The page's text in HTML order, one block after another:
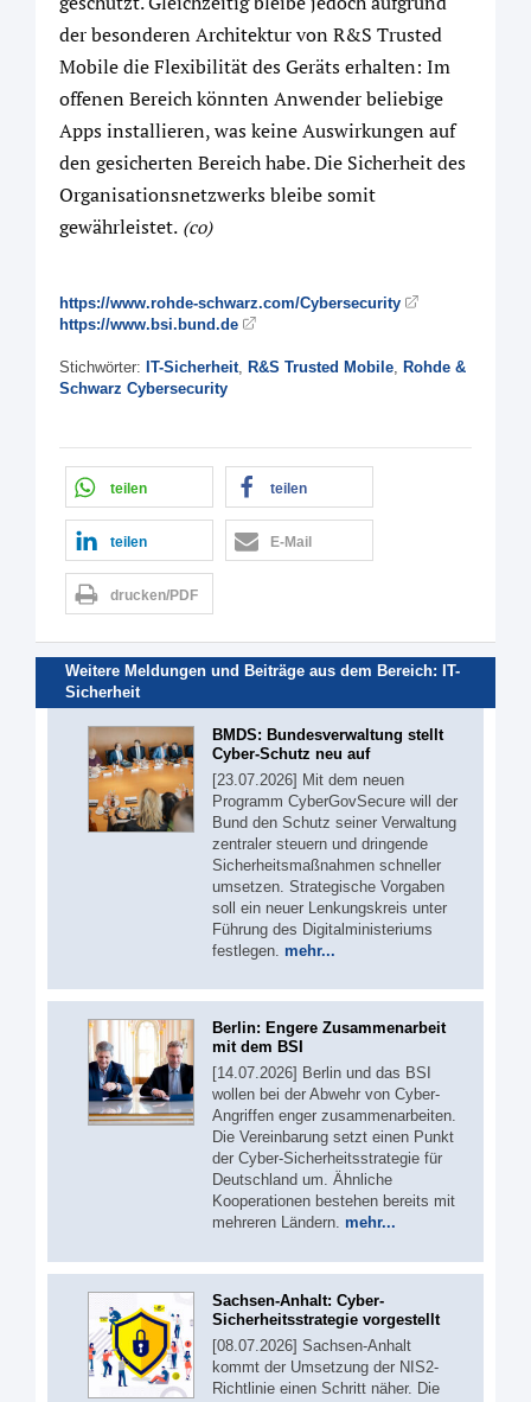
der besonderen Architektur von R&S Trusted
Mobile die Flexibilität des Geräts erhalten: Im
offenen Bereich könnten Anwender beliebige
Apps installieren, was keine Auswirkungen auf
den gesicherten Bereich habe. Die Sicherheit des
Organisationsnetzwerks bleibe somit
gewährleistet. (co)
https://www.rohde-schwarz.com/Cybersecurity
https://www.bsi.bund.de
Stichwörter: IT-Sicherheit, R&S Trusted Mobile, Rohde &
Schwarz Cybersecurity
teilen teilen
teilen E-Mail
drucken/PDF
Weitere Meldungen und Beiträge aus dem Bereich: IT-
Sicherheit
BMDS: Bundesverwaltung stellt
Cyber-Schutz neu auf
[23.07.2026] Mit dem neuen
Programm CyberGovSecure will der
Bund den Schutz seiner Verwaltung
zentraler steuern und dringende
Sicherheitsmaßnahmen schneller
umsetzen. Strategische Vorgaben
soll ein neuer Lenkungskreis unter
Führung des Digitalministeriums
festlegen. mehr...
Berlin: Engere Zusammenarbeit
mit dem BSI
[14.07.2026] Berlin und das BSI
wollen bei der Abwehr von Cyber-
Angriffen enger zusammenarbeiten.
Die Vereinbarung setzt einen Punkt
der Cyber-Sicherheitsstrategie für
Deutschland um. Ähnliche
Kooperationen bestehen bereits mit
mehreren Ländern. mehr...
Sachsen-Anhalt: Cyber-
Sicherheitsstrategie vorgestellt
[08.07.2026] Sachsen-Anhalt
kommt der Umsetzung der NIS2-
Richtlinie einen Schritt näher. Die